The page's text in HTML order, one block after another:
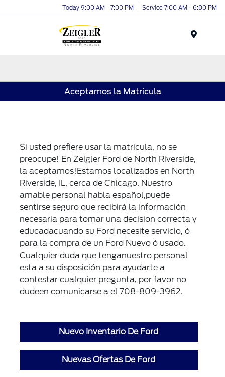
Today 9:00 AM - 7:00 PM Service 7:00 AM - 6:00 PM
Aceptamos la Matricula
Si usted prefiere usar la matricula, no se
preocupe! En Zeigler Ford de North Riverside,
la aceptamos!Estamos localizados en North
Riverside, IL, cerca de Chicago. Nuestro
amable personal habla español,puede
sentirse seguro que recibirá la información
necesaria para tomar una decision correcta y
educadacuando su Ford necesite servicio, ó
para la compra de un Ford Nuevo ó usado.
Cualquier duda que tenganuestro personal
esta a su disposición para ayudarte a
contestar cualquier pregunta, por favor no
dudeen comunicarse a el 708-809-3962.
Nuevo Inventario De Ford
Nuevas Ofertas De Ford